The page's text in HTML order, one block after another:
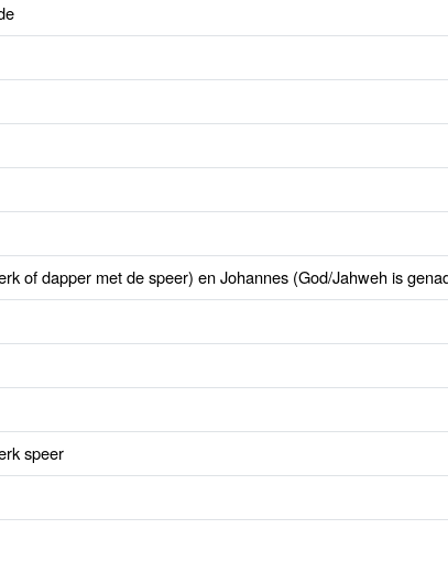
of dapper met de speer) en Johannes (God/Jahweh is
speer